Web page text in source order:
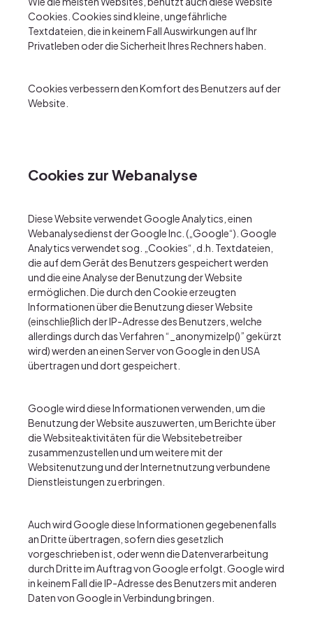
Cookies. Cookies sind kleine, ungefährliche
Textdateien, die in keinem Fall Auswirkungen auf Ihr
Privatleben oder die Sicherheit Ihres Rechners haben.
Cookies verbessern den Komfort des Benutzers auf der
Website.
Cookies zur Webanalyse
Diese Website verwendet Google Analytics, einen
Webanalysedienst der Google Inc. („Google“). Google
Analytics verwendet sog. „Cookies“, d.h. Textdateien,
die auf dem Gerät des Benutzers gespeichert werden
und die eine Analyse der Benutzung der Website
ermöglichen. Die durch den Cookie erzeugten
Informationen über die Benutzung dieser Website
(einschließlich der IP-Adresse des Benutzers, welche
allerdings durch das Verfahren“_anonymizeIp()”gekürzt
wird) werden an einen Server von Google in den USA
übertragen und dort gespeichert.
Google wird diese Informationen verwenden, um die
Benutzung der Website auszuwerten, um Berichte über
die Websiteaktivitäten für die Websitebetreiber
zusammenzustellen und um weitere mit der
Websitenutzung und der Internetnutzung verbundene
Dienstleistungen zu erbringen.
Auch wird Google diese Informationen gegebenenfalls
an Dritte übertragen, sofern dies gesetzlich
vorgeschrieben ist, oder wenn die Datenverarbeitung
durch Dritte im Auftrag von Google erfolgt. Google wird
in keinem Fall die IP-Adresse des Benutzers mit anderen
Daten von Google in Verbindung bringen.